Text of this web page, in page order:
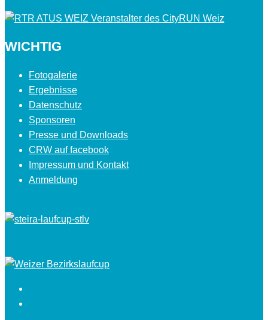
WICHTIG
Fotogalerie
Ergebnisse
Datenschutz
Sponsoren
Presse und Downloads
CRW auf facebook
Impressum und Kontakt
Anmeldung